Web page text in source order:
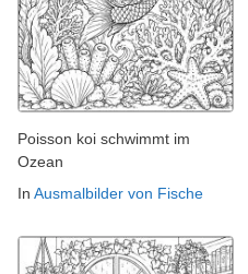
Poisson koi schwimmt im
Ozean
In Ausmalbilder von Fische